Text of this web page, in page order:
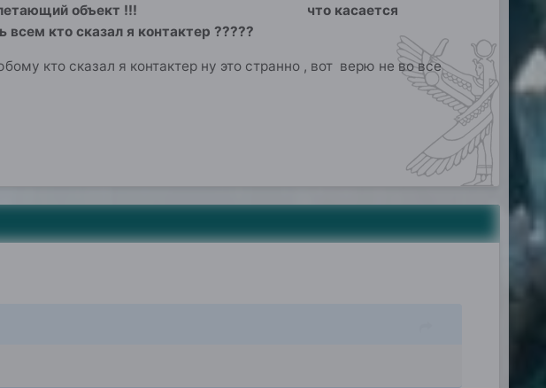
летающий объект !!! что касается
всем кто сказал я контактер ?????
кто сказал я контактер ну это странно , вот верю не во все